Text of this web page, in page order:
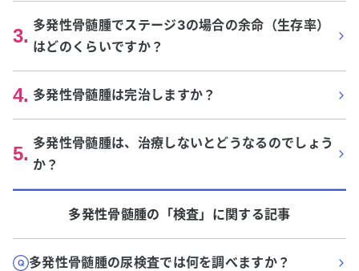
3. 多発性骨髄腫でステージ3の場合の余命（生存率）
はどのくらいですか？
4. 多発性骨髄腫は完治しますか？
5. 多発性骨髄腫は、治療しないとどうなるのでしょう
か？
多発性骨髄腫の「検査」に関する記事
多発性骨髄腫の尿検査では何を調べますか？